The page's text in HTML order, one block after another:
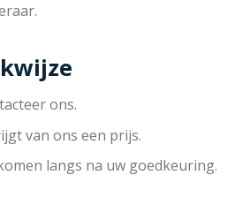
ons.
van ons een prijs.
langs na uw goedkeuring.